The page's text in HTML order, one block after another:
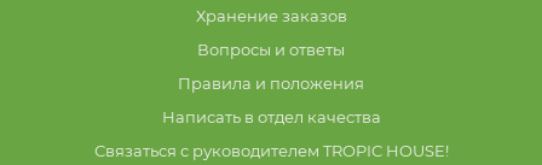
Хранение заказов
Вопросы и ответы
Правила и положения
Написать в отдел качества
Связаться с руководителем TROPIC HOUSE!